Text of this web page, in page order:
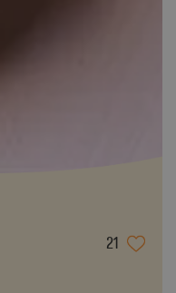
21